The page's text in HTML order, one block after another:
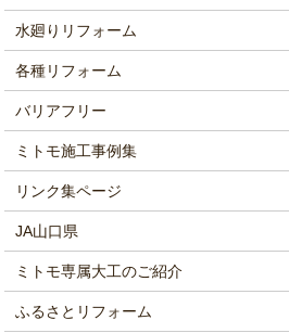
水廻りリフォーム
各種リフォーム
バリアフリー
ミトモ施工事例集
リンク集ページ
JA山口県
ミトモ専属大工のご紹介
ふるさとリフォーム